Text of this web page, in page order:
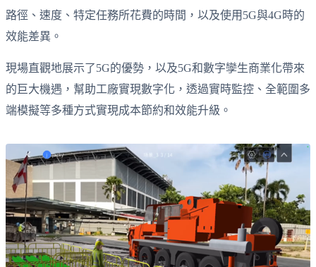
路徑、速度、特定任務所花費的時間，以及使用5G與4G時的
效能差異。
現場直觀地展示了5G的優勢，以及5G和數字孿生商業化帶來
的巨大機遇，幫助工廠實現數字化，透過實時監控、全範圍多
端模擬等多種方式實現成本節約和效能升級。